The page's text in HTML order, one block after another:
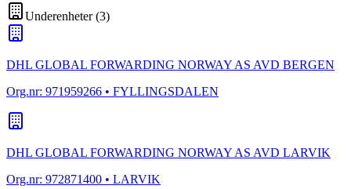
Underenheter(3)
DHL GLOBAL FORWARDING NORWAY AS AVD BERGEN
Org.nr: 971959266 • FYLLINGSDALEN
DHL GLOBAL FORWARDING NORWAY AS AVD LARVIK
Org.nr: 972871400 • LARVIK